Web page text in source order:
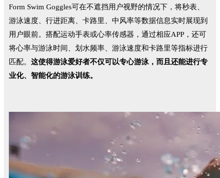
Form Swim Goggles可在不遮挡用户视野的情况下，将秒表、
游泳速度、行进距离、卡路里、中风率等数据信息实时展现到
用户眼前。搭配运动手表或心率传感器，通过相应APP，还可
将心率与游泳时间、划水频率、游泳速度和卡路里等指标进行
匹配。 这使得游泳爱好者不仅可以专心游泳，而且还能进行专
业化、智能化的游泳训练。